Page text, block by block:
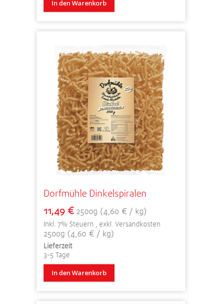
In den Warenkorb
Dorfmühle Dinkelspiralen
11,49 € 2500g (4,60 € / kg)
Inkl. 7% Steuern exkl. Versandkosten
2500g (4,60 € / kg)
Lieferzeit
3-5 Tage
In den Warenkorb